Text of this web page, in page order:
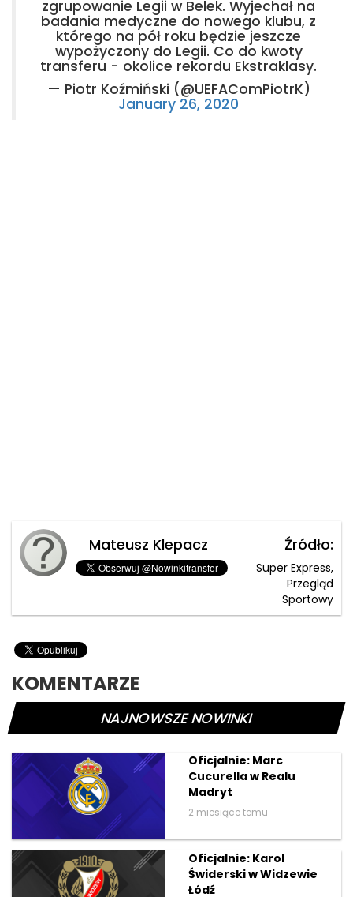
zgrupowanie Legii w Belek. Wyjechał na
badania medyczne do nowego klubu, z
którego na pół roku będzie jeszcze
wypożyczony do Legii. Co do kwoty
transferu - okolice rekordu Ekstraklasy.
— Piotr Koźmiński (@UEFAComPiotrK)
January 26, 2020
Mateusz Klepacz Źródło:
Super Express,
Przegląd
Sportowy
KOMENTARZE
NAJNOWSZE NOWINKI
Oficjalnie: Marc
Cucurella w Realu
Madryt
2 miesiące temu
Oficjalnie: Karol
Świderski w Widzewie
Łódź